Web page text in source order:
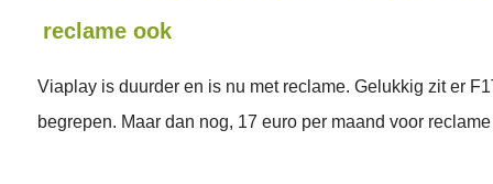
reclame ook
Viaplay is duurder en is nu met reclame. Gelukkig zit er
begrepen. Maar dan nog, 17 euro per maand voor